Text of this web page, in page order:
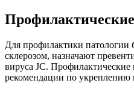
Для профилактики
склерозом, назначают
вируса JС.
рекомендации по укреплению